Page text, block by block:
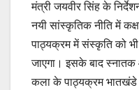
मंत्री जयवीर सिंह के
नयी सांस्कृतिक नीति में
पाठ्यक्रम में संस्कृति को
जाएगा। इसके बाद
कला के पाठ्यक्रम भातखंडे